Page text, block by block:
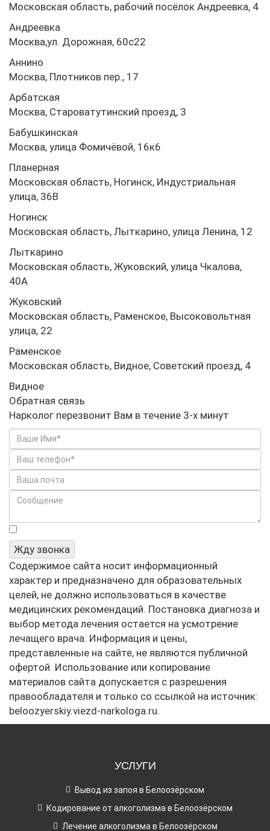
Московская область, рабочий посёлок Андреевка, 4
Андреевка
Москва,ул. Дорожная, 60с22
Аннино
Москва, Плотников пер., 17
Арбатская
Москва, Староватутинский проезд, 3
Бабушкинская
Москва, улица Фомичёвой, 16к6
Планерная
Московская область, Ногинск, Индустриальная
улица, 36В
Ногинск
Московская область, Лыткарино, улица Ленина, 12
Лыткарино
Московская область, Жуковский, улица Чкалова,
40А
Жуковский
Московская область, Раменское, Высоковольтная
улица, 22
Раменское
Московская область, Видное, Советский проезд, 4
Видное
Обратная связь
Нарколог перезвонит Вам в течение 3-х минут
Жду звонка
Содержимое сайта носит информационный
характер и предназначено для образовательных
целей, не должно использоваться в качестве
медицинских рекомендаций. Постановка диагноза и
выбор метода лечения остается на усмотрение
лечащего врача. Информация и цены,
представленные на сайте, не являются публичной
офертой. Использование или копирование
материалов сайта допускается с разрешения
правообладателя и только со ссылкой на источник:
beloozyerskiy.viezd-narkologa.ru.
УСЛУГИ
Вывод из запоя в Белоозёрском
Кодирование от алкоголизма в Белоозёрском
Лечение алкоголизма в Белоозёрском